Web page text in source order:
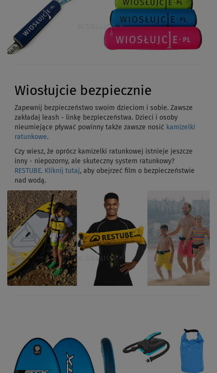
Wiosłujcie bezpiecznie
Zapewnij bezpieczeństwo swoim dzieciom i sobie. Zawsze
zakładaj leash - linkę bezpieczeństwa. Dzieci i osoby
nieumiejące pływać powinny także zawsze nosić kamizelki
ratunkowe.
Czy wiesz, że oprócz kamizelki ratunkowej istnieje jeszcze
inny - niepozorny, ale skuteczny system ratunkowy?
RESTUBE. Kliknij tutaj, aby obejrzeć film o bezpieczeństwie
nad wodą.